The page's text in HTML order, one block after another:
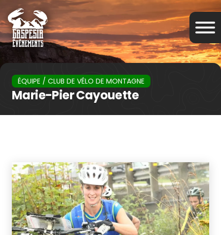
ÉQUIPE / CLUB DE VÉLO DE MONTAGNE
Marie-Pier Cayouette